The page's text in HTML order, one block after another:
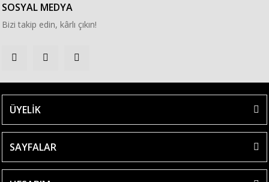
SOSYAL MEDYA
Bizi takip edin, kârlı çıkın!
ÜYELİK
SAYFALAR